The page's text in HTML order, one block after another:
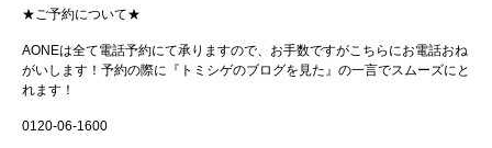
★ ご予約について★
AONEは全て電話予約にて承りますので、お手数ですがこちらにお電話おね
がいします！ 予約の際に『トミシゲのブログを見た』の一言でスムーズにと
れます！
0120-06-1600